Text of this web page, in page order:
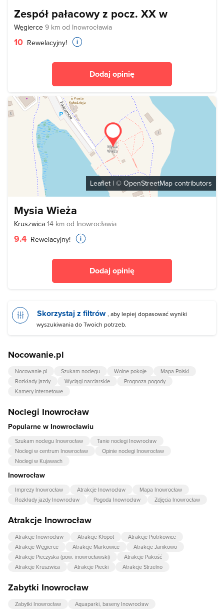
Zespół pałacowy z pocz. XX w
Węgierce 9 km od Inowrocławia
10 Rewelacyjny!
Dodaj opinię
Leaflet | © OpenStreetMap contributors
Mysia Wieża
Kruszwica 14 km od Inowrocławia
9.4 Rewelacyjny!
Dodaj opinię
Skorzystaj z filtrów , aby lepiej dopasować wyniki
wyszukiwania do Twoich potrzeb.
Nocowanie.pl
Nocowanie.pl Szukam noclegu Wolne pokoje
Mapa Polski
Rozkłady jazdy
Wyciągi narciarskie
Prognoza pogody
Kamery internetowe
Noclegi Inowrocław
Popularne w Inowrocławiu
Szukam noclegu Inowrocław
Tanie noclegi Inowrocław
Noclegi w centrum Inowrocław
Opinie noclegi Inowrocław
Noclegi w Kujawach
Inowrocław
Imprezy Inowrocław Atrakcje Inowrocław
Mapa Inowrocław
Rozkłady jazdy Inowrocław
Pogoda Inowrocław Zdjęcia Inowrocław
Atrakcje Inowrocław
Atrakcje Inowrocław Atrakcje Kłopot
Atrakcje Piotrkowice
Atrakcje Węgierce
Atrakcje Markowice
Atrakcje Janikowo
Atrakcje Pieczyska (pow. inowrocławski)
Atrakcje Pakość
Atrakcje Kruszwica
Atrakcje Piecki Atrakcje Strzelno
Zabytki Inowrocław
Zabytki Inowrocław
Aquaparki, baseny Inowrocław